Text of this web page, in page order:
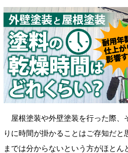
屋根塗装や外壁塗装を行った際、
りに時間が掛かることはご存知だと
までは分からないという方がほとん